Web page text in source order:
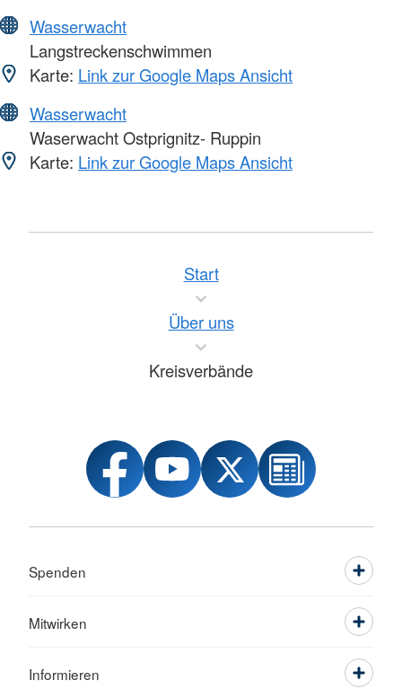
Wasserwacht
Langstreckenschwimmen
Karte: Link zur Google Maps Ansicht
Wasserwacht
Waserwacht Ostprignitz- Ruppin
Karte: Link zur Google Maps Ansicht
Start
Über uns
Kreisverbände
Spenden
Mitwirken
Informieren